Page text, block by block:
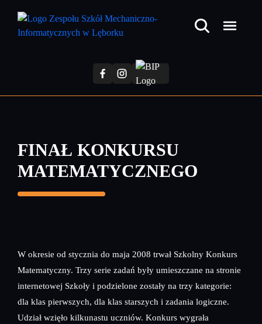
treści
FINAŁ KONKURSU
MATEMATYCZNEGO
W okresie od stycznia do maja 2008 trwał Szkolny Konkurs
Matematyczny. Trzy serie zadań były umieszczane na stronie
internetowej Szkoły i podzielone zostały na trzy kategorie:
dla klas pierwszych, dla klas starszych i zadania logiczne.
Udział wzięło kilkunastu uczniów. Konkurs wygrała